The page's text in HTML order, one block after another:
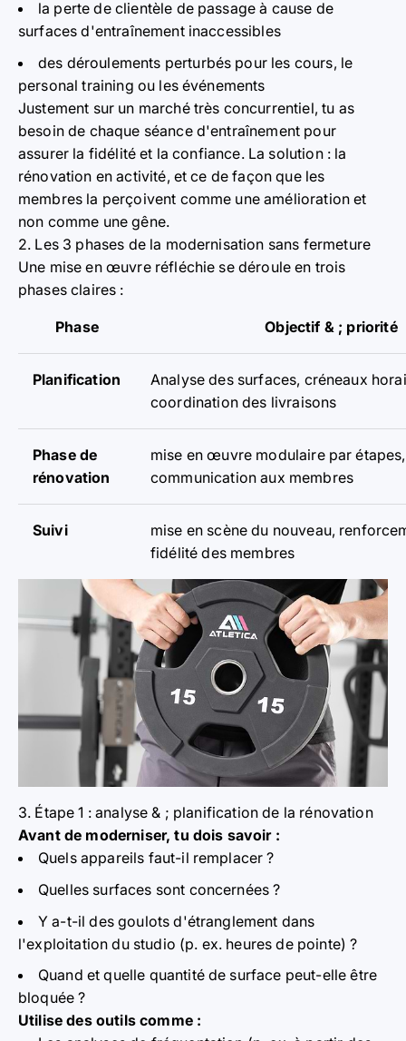
la perte de clientèle de passage à cause de
surfaces d'entraînement inaccessibles
des déroulements perturbés pour les cours, le
personal training ou les événements
Justement sur un marché très concurrentiel, tu as
besoin de chaque séance d'entraînement pour
assurer la fidélité et la confiance. La solution : la
rénovation en activité, et ce de façon que les
membres la perçoivent comme une amélioration et
non comme une gêne.
2. Les 3 phases de la modernisation sans fermeture
Une mise en œuvre réfléchie se déroule en trois
phases claires :
Phase Objectif & ; priorité
Planification
Analyse des surfaces, créneaux
coordination des livraisons
Phase de
rénovation
mise en œuvre modulaire par étapes,
communication aux membres
Suivi
mise en scène du nouveau,
fidélité des membres
3. Étape 1 : analyse & ; planification de la rénovation
Avant de moderniser, tu dois savoir :
Quels appareils faut-il remplacer ?
Quelles surfaces sont concernées ?
Y a-t-il des goulots d'étranglement dans
l'exploitation du studio (p. ex. heures de pointe) ?
Quand et quelle quantité de surface peut-elle être
bloquée ?
Utilise des outils comme :